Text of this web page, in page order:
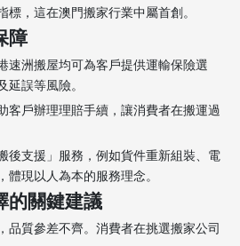
標，這在澳門搬家行業中屬首創。
障
速洲搬屋均可為客戶提供運輸保險選
延誤等風險。
客戶辦理理賠手續，讓消費者在搬運過
後支援」服務，例如貨件重新組裝、電
現以人為本的服務理念。
的關鍵建議
品質參差不齊。消費者在挑選搬家公司